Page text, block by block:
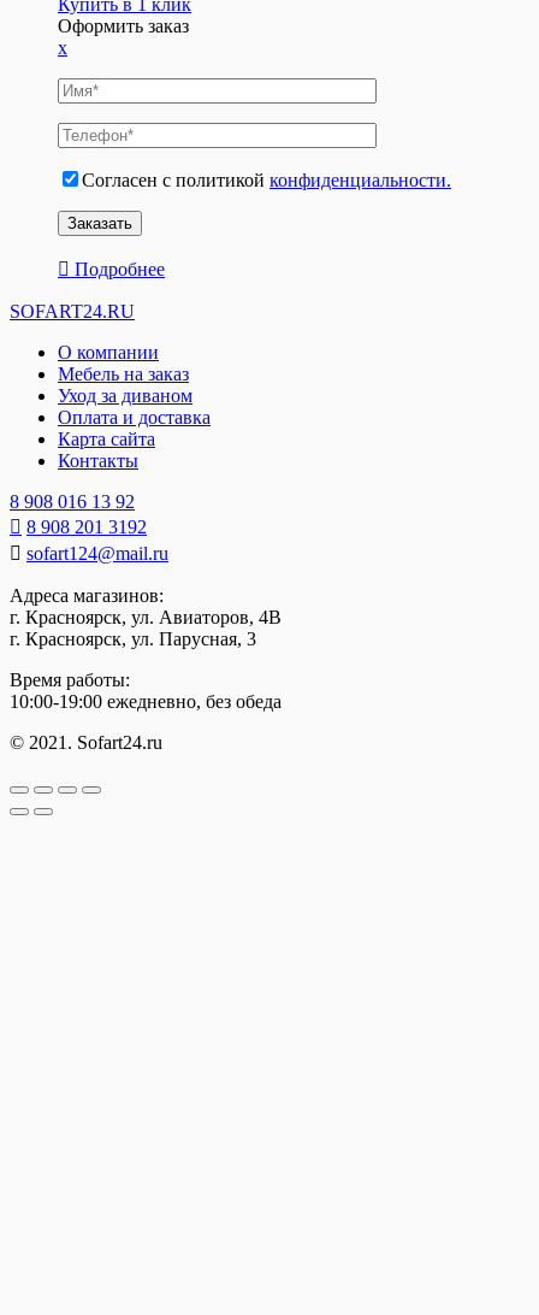
Купить в 1 клик
Оформить заказ
x
Согласен с политикой конфиденциальности.
Подробнее
SOFART24.RU
О компании
Мебель на заказ
Уход за диваном
Оплата и доставка
Карта сайта
Контакты
8 908 016 13 92
8 908 201 3192
sofart124@mail.ru
Адреса магазинов:
г. Красноярск, ул. Авиаторов, 4В
г. Красноярск, ул. Парусная, 3
Время работы:
10:00-19:00 ежедневно, без обеда
© 2021. Sofart24.ru